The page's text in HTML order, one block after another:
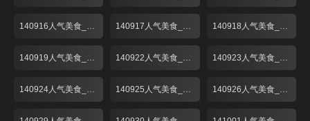
140916人气美食_001 140917人气美食_001 140918人气美食_001
140919人气美食_001 140922人气美食_001 140923人气美食_001
140924人气美食_001 140925人气美食_001 140926人气美食_001